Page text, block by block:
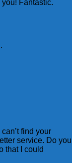
Fantastic.
find your
service. Do you
that I could